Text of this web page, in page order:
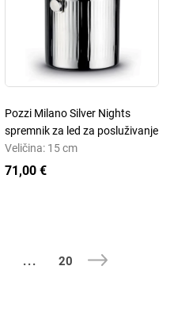
Pozzi Milano Silver Nights
spremnik za led za posluživanje
Veličina: 15 cm
71,00 €
... 20